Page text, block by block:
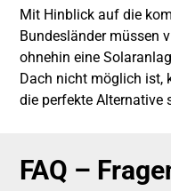
Mit Hinblick auf die
Bundesländer müssen
ohnehin eine
Dach nicht möglich ist,
die perfekte Alternative
FAQ –